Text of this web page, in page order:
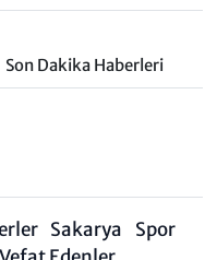
Son Dakika Haberleri
Sakarya
Spor